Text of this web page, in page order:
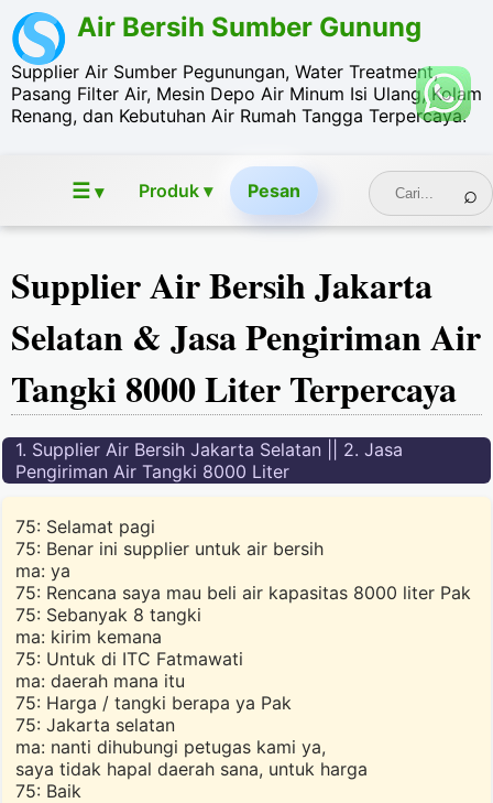
Air Bersih Sumber Gunung
Supplier Air Sumber Pegunungan, Water Treatment,
Pasang Filter Air, Mesin Depo Air Minum Isi Ulang, Kolam
Renang, dan Kebutuhan Air Rumah Tangga Terpercaya.
☰ ▾ Produk ▾ Pesan
Supplier Air Bersih Jakarta
Selatan & Jasa Pengiriman Air
Tangki 8000 Liter Terpercaya
1. Supplier Air Bersih Jakarta Selatan || 2. Jasa
Pengiriman Air Tangki 8000 Liter
75: Selamat pagi
75: Benar ini supplier untuk air bersih
ma: ya
75: Rencana saya mau beli air kapasitas 8000 liter Pak
75: Sebanyak 8 tangki
ma: kirim kemana
75: Untuk di ITC Fatmawati
ma: daerah mana itu
75: Harga / tangki berapa ya Pak
75: Jakarta selatan
ma: nanti dihubungi petugas kami ya,
saya tidak hapal daerah sana, untuk harga
75: Baik